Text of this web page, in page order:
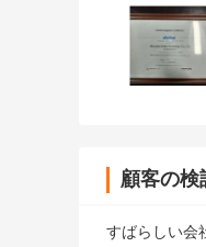
顧客の検
すばらしい会